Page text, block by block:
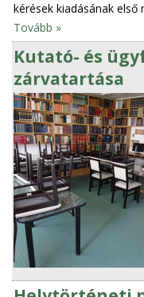
kérések kiadásának első
Tovább »
Kutató- és
zárvatartása